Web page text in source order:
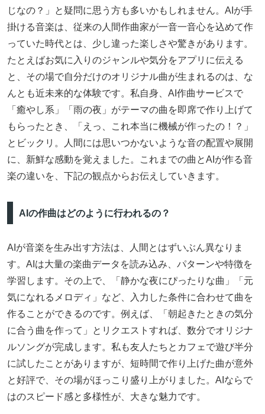
じなの？」と疑問に思う方も多いかもしれません。AIが手
掛ける音楽は、従来の人間作曲家が一音一音心を込めて作
っていた時代とは、少し違った楽しさや驚きがあります。
たとえばお気に入りのジャンルや気分をアプリに伝える
と、その場で自分だけのオリジナル曲が生まれるのは、な
んとも近未来的な体験です。私自身、AI作曲サービスで
「癒やし系」「雨の夜」がテーマの曲を即席で作り上げて
もらったとき、「えっ、これ本当に機械が作ったの！？」
とビックリ。人間には思いつかないような音の配置や展開
に、新鮮な感動を覚えました。これまでの曲とAIが作る音
楽の違いを、下記の観点からお伝えしていきます。
AIの作曲はどのように行われるの？
AIが音楽を生み出す方法は、人間とはずいぶん異なりま
す。AIは大量の楽曲データを読み込み、パターンや特徴を
学習します。その上で、「静かな夜にぴったりな曲」「元
気になれるメロディ」など、入力した条件に合わせて曲を
作ることができるのです。例えば、「朝起きたときの気分
に合う曲を作って」とリクエストすれば、数分でオリジナ
ルソングが完成します。私も友人たちとカフェで遊び半分
に試したことがありますが、短時間で作り上げた曲が意外
と好評で、その場がほっこり盛り上がりました。AIならで
はのスピード感と多様性が、大きな魅力です。